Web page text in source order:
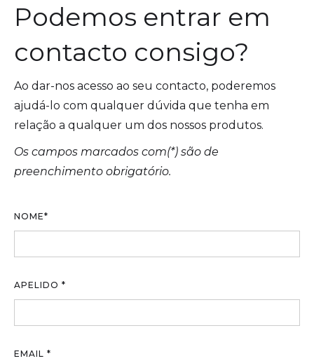
Podemos entrar em
contacto consigo?
Ao dar-nos acesso ao seu contacto, poderemos
ajudá-lo com qualquer dúvida que tenha em
relação a qualquer um dos nossos produtos.
Os campos marcados com(*) são de
preenchimento obrigatório.
NOME*
APELIDO *
EMAIL *